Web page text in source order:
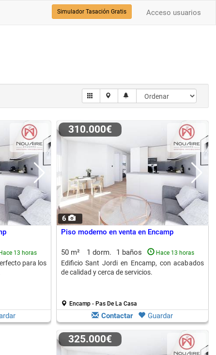
Acceso usuarios
Simulador Tasación Gratis
Hace 13 horas
para los
6
310.000€
Piso moderno en venta en Encamp
50 m² 1 dorm. 1 baños Hace 13 horas
Edificio Sant Jordi en Encamp, con acabados
de calidad y cerca de servicios.
Encamp - Pas De La Casa
Contactar Guardar
325.000€